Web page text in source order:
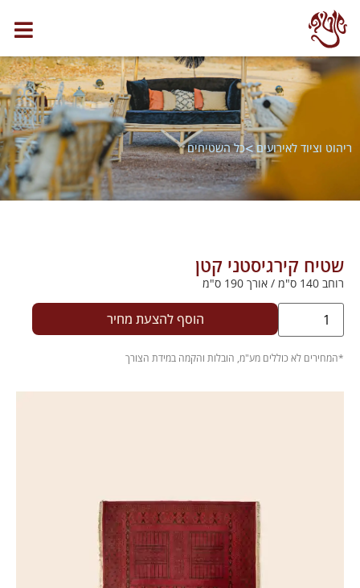
ריהוט וציוד לאירועים >כל השטיחים
שטיח קירגיסטני קטן
רוחב 140 ס"מ / אורך 190 ס"מ
הוסף להצעת מחיר
*המחירים לא כוללים מע"מ, הובלות והקמה במידת הצורך